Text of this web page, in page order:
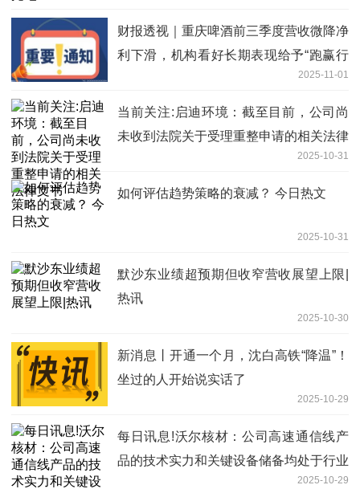
财报透视｜重庆啤酒前三季度营收微降净
利下滑，机构看好长期表现给予“跑赢行
2025-11-01
当前关注:启迪环境：截至目前，公司尚
未收到法院关于受理重整申请的相关法律
2025-10-31
如何评估趋势策略的衰减？ 今日热文
2025-10-31
默沙东业绩超预期但收窄营收展望上限|
热讯
2025-10-30
新消息丨开通一个月，沈白高铁“降温”！
坐过的人开始说实话了
2025-10-29
每日讯息!沃尔核材：公司高速通信线产
品的技术实力和关键设备储备均处于行业
2025-10-29